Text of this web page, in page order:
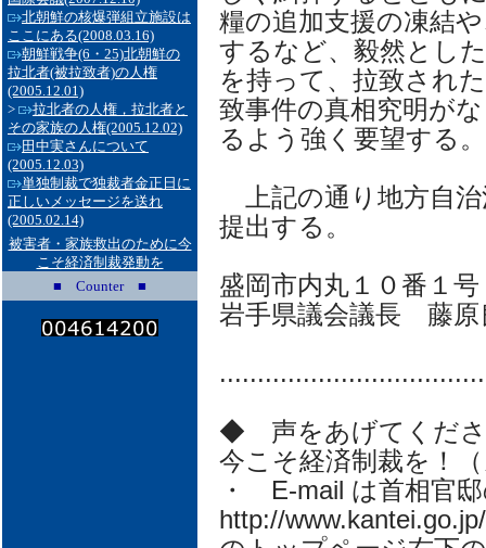
北朝鮮の核爆弾組立施設は
ここにある(2008.03.16)
朝鮮戦争(6・25)北朝鮮の
拉北者(被拉致者)の人権
(2005.12.01)
>
拉北者の人権，拉北者と
その家族の人権(2005.12.02)
田中実さんについて
(2005.12.03)
単独制裁で独裁者金正日に
正しいメッセージを送れ
(2005.02.14)
被害者・家族救出のために今
こそ経済制裁発動を
■ Counter ■
糧の追加支援の凍結
するなど、毅然とし
を持って、拉致され
致事件の真相究明が
るよう強く要望する。
上記の通り地方自
提出する。
盛岡市内丸１０番１号
岩手県議会議長 藤原
◆ 声をあげてく
今こそ経済制裁を！
・ E-mail は首相官
http://www.kantei.go.jp/